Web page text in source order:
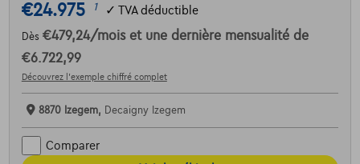
€24.975 1 ✓ TVA déductible
Dès €479,24/mois et une dernière mensualité de
€6.722,99
Découvrez l’exemple chiffré complet
8870 Izegem, Decaigny Izegem
Comparer